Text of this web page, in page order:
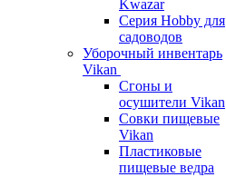
Kwazar
Серия Hobby для
садоводов
Уборочный инвентарь
Vikan
Сгоны и
осушители Vikan
Совки пищевые
Vikan
Пластиковые
пищевые ведра